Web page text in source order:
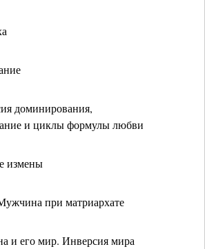
доминирования,
и циклы формулы любви
измены
при матриархате
и его мир. Инверсия мира